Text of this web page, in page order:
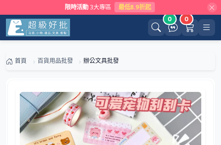
限時活動 3大專區 最低8.9折起
0 0
首頁 百貨用品批發 辦公文具批發